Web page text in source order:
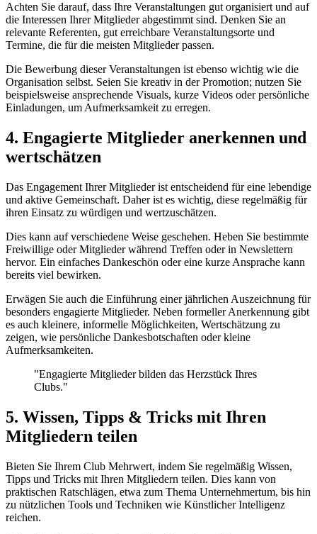
Achten Sie darauf, dass Ihre Veranstaltungen gut organisiert und auf
die Interessen Ihrer Mitglieder abgestimmt sind. Denken Sie an
relevante Referenten, gut erreichbare Veranstaltungsorte und
Termine, die für die meisten Mitglieder passen.
Die Bewerbung dieser Veranstaltungen ist ebenso wichtig wie die
Organisation selbst. Seien Sie kreativ in der Promotion; nutzen Sie
beispielsweise ansprechende Visuals, kurze Videos oder persönliche
Einladungen, um Aufmerksamkeit zu erregen.
4. Engagierte Mitglieder anerkennen und
wertschätzen
Das Engagement Ihrer Mitglieder ist entscheidend für eine lebendige
und aktive Gemeinschaft. Daher ist es wichtig, diese regelmäßig für
ihren Einsatz zu würdigen und wertzuschätzen.
Dies kann auf verschiedene Weise geschehen. Heben Sie bestimmte
Freiwillige oder Mitglieder während Treffen oder in Newslettern
hervor. Ein einfaches Dankeschön oder eine kurze Ansprache kann
bereits viel bewirken.
Erwägen Sie auch die Einführung einer jährlichen Auszeichnung für
besonders engagierte Mitglieder. Neben formeller Anerkennung gibt
es auch kleinere, informelle Möglichkeiten, Wertschätzung zu
zeigen, wie persönliche Dankesbotschaften oder kleine
Aufmerksamkeiten.
"Engagierte Mitglieder bilden das Herzstück Ihres
Clubs."
5. Wissen, Tipps & Tricks mit Ihren
Mitgliedern teilen
Bieten Sie Ihrem Club Mehrwert, indem Sie regelmäßig Wissen,
Tipps und Tricks mit Ihren Mitgliedern teilen. Dies kann von
praktischen Ratschlägen, etwa zum Thema Unternehmertum, bis hin
zu nützlichen Tools und Techniken wie Künstlicher Intelligenz
reichen.